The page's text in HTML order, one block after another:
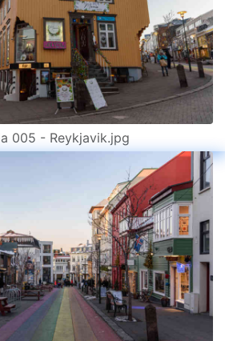
005 - Reykjavik.jpg